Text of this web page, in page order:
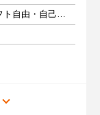
週1日以上 1日1時間以上 シフト自由・自己申告